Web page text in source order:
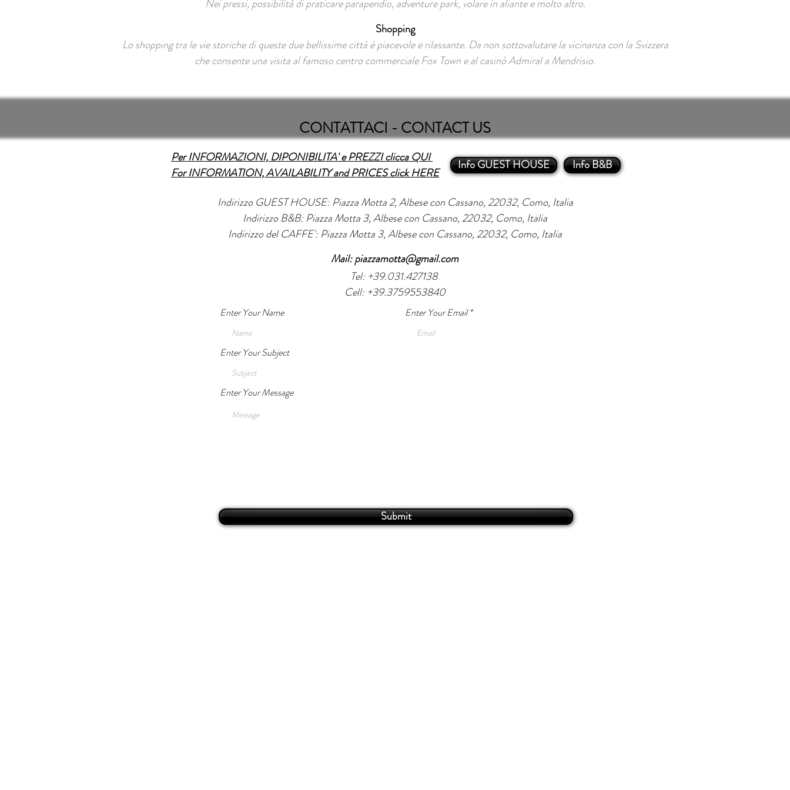
Nei pressi, possibilità di praticare parapendio, adventure park, volare in aliante e molto altro.
Shopping
Lo shopping tra le vie storiche di queste due bellissime città è piacevole e rilassante. Da non sottovalutare la vicinanza con la Svizzera
che consente una visita al famoso centro commerciale Fox Town e al casinò Admiral a Mendrisio.
CONTATTACI - CONTACT US
Per INFORMAZIONI, DIPONIBILITA' e PREZZI clicca QUI
For INFORMATION, AVAILABILITY and PRICES click HERE
Info GUEST HOUSE Info B&B
Indirizzo GUEST HOUSE: Piazza Motta 2, Albese con Cassano, 22032, Como, Italia
Indirizzo B&B: Piazza Motta 3, Albese con Cassano, 22032, Como, Italia
Indirizzo del CAFFE': Piazza Motta 3, Albese con Cassano, 22032, Como, Italia
Mail:piazzamotta@gmail.com
Tel: +39.031.427138
Cell: +39.3759553840
Enter Your Name Enter Your Email
Enter Your Subject
Enter Your Message
Submit